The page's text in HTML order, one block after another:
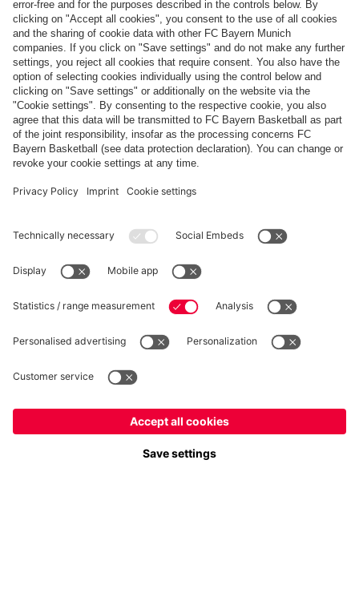
Catégories principales
Plus de catégories
Paiement et livraisonFrancepour y livrer!
Mondialpour y livrer!